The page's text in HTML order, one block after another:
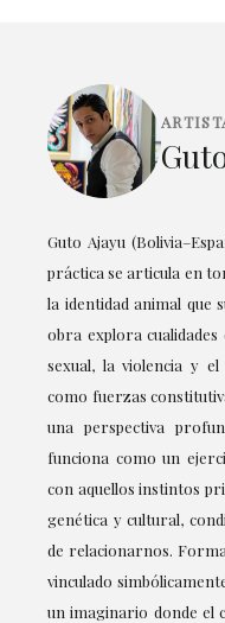
Guto Ajayu
práctica se articula en
la identidad animal que
obra explora
sexual, la violencia y
como fuerzas
una perspectiva
funciona como un
con aquellos instintos
genética y cultural,
de relacionarnos.
vinculado
un imaginario donde el